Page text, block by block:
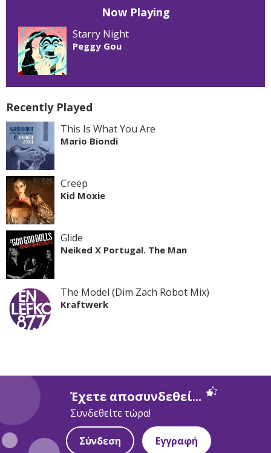
Now Playing
Starry Night
Peggy Gou
Recently Played
This Is What You Are
Mario Biondi
Creep
Kid Moxie
Glide
Neiked X Portugal. The Man
The Model (Dim Zach Robot Mix)
Kraftwerk
Έχετε αποσυνδεθεί...
Συνδεθείτε τώρα!
Σύνδεση Εγγραφή